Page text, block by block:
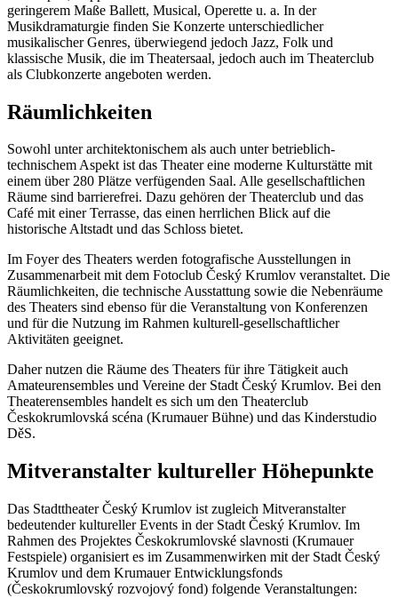
geringerem Maße Ballett, Musical, Operette u. a. In der
Musikdramaturgie finden Sie Konzerte unterschiedlicher
musikalischer Genres, überwiegend jedoch Jazz, Folk und
klassische Musik, die im Theatersaal, jedoch auch im Theaterclub
als Clubkonzerte angeboten werden.
Räumlichkeiten
Sowohl unter architektonischem als auch unter betrieblich-
technischem Aspekt ist das Theater eine moderne Kulturstätte mit
einem über 280 Plätze verfügenden Saal. Alle gesellschaftlichen
Räume sind barrierefrei. Dazu gehören der Theaterclub und das
Café mit einer Terrasse, das einen herrlichen Blick auf die
historische Altstadt und das Schloss bietet.
Im Foyer des Theaters werden fotografische Ausstellungen in
Zusammenarbeit mit dem Fotoclub Český Krumlov veranstaltet. Die
Räumlichkeiten, die technische Ausstattung sowie die Nebenräume
des Theaters sind ebenso für die Veranstaltung von Konferenzen
und für die Nutzung im Rahmen kulturell-gesellschaftlicher
Aktivitäten geeignet.
Daher nutzen die Räume des Theaters für ihre Tätigkeit auch
Amateurensembles und Vereine der Stadt Český Krumlov. Bei den
Theaterensembles handelt es sich um den Theaterclub
Českokrumlovská scéna (Krumauer Bühne) und das Kinderstudio
DěS.
Mitveranstalter kultureller Höhepunkte
Das Stadttheater Český Krumlov ist zugleich Mitveranstalter
bedeutender kultureller Events in der Stadt Český Krumlov. Im
Rahmen des Projektes Českokrumlovské slavnosti (Krumauer
Festspiele) organisiert es im Zusammenwirken mit der Stadt Český
Krumlov und dem Krumauer Entwicklungsfonds
(Českokrumlovský rozvojový fond) folgende Veranstaltungen: